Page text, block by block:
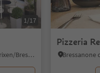
1/17
Bressanone città/Brixen Stadt, Brixen/Bressanone, Brixen/Bressanone and environs
Pizzeria